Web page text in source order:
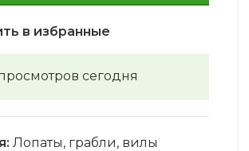
в избранные
сегодня
Лопаты, грабли, вилы